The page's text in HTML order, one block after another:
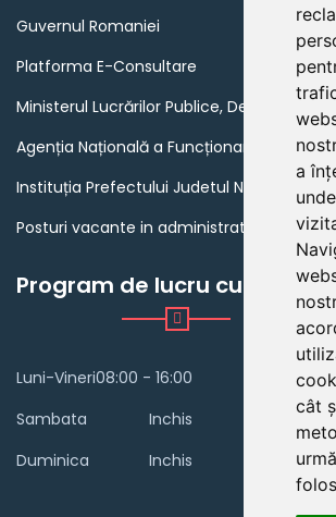
a
cât
Guvernul Romaniei
Platforma E-Consultare
Ministerul Lucrărilor Publice, Dezvoltării și
Agenția Națională a Funcționarilor Publici
Instituția Prefectului Judetul Neamt
Posturi vacante in administratia publica
Program de lucru cu publicul
Luni-Vineri08:00 - 16:00
Sambata
Inchis
Duminica
Inchis